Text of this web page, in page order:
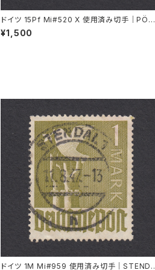
ドイツ 15Pf Mi#520 X 使用済み切手｜PÖS
SNECK 22.9.1936
¥1,500
ドイツ 1M Mi#959 使用済み切手｜STENDA